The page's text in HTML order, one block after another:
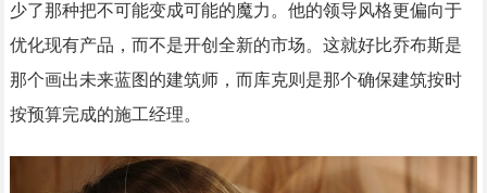
少了那种把不可能变成可能的魔力。他的领导风格更偏向于
优化现有产品，而不是开创全新的市场。这就好比乔布斯是
那个画出未来蓝图的建筑师，而库克则是那个确保建筑按时
按预算完成的施工经理。